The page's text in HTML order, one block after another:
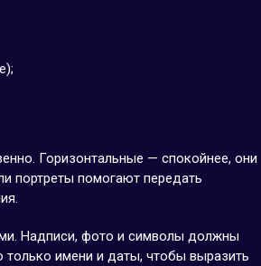
Горизонтальные — спокойнее, они
портреты помогают передать
Надписи, фото и символы должны
имени и даты, чтобы выразить